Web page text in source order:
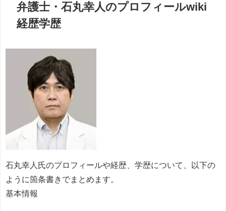
弁護士・石丸幸人のプロフィールwiki
経歴学歴
石丸幸人氏のプロフィールや経歴、学歴について、以下の
ように箇条書きでまとめます。
基本情報